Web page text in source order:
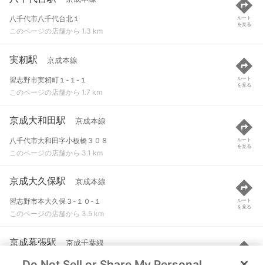
八千代市八千代台北１
このページの店舗から 1.3 km
ルート
を見る
実籾駅 京成本線
習志野市実籾町１-１-１
このページの店舗から 1.7 km
ルート
を見る
京成大和田駅 京成本線
八千代市大和田字小板橋３０８
このページの店舗から 3.1 km
ルート
を見る
京成大久保駅 京成本線
習志野市本大久保３-１０-１
このページの店舗から 3.5 km
ルート
を見る
京成幕張駅 京成千葉線
千葉市花見川区幕張町４-６０１
ルート